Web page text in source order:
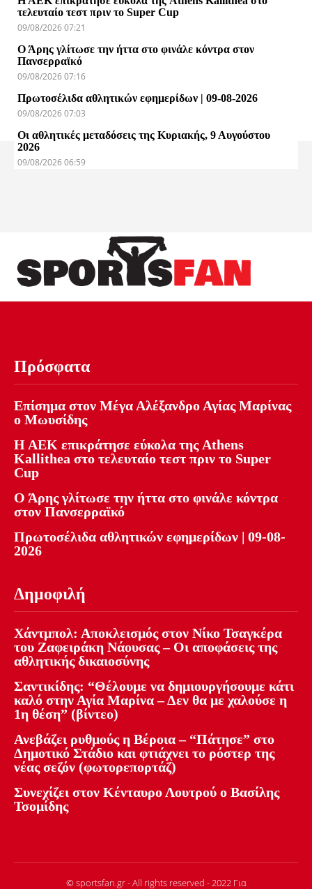
τελευταίο τεστ πριν το Super Cup
09/08/2026 07:21
Ο Άρης γλίτωσε την ήττα στο φινάλε κόντρα στον
Πανσερραϊκό
09/08/2026 07:16
Πρωτοσέλιδα αθλητικών εφημερίδων | 09-08-2026
09/08/2026 07:03
Οι αθλητικές μεταδόσεις της Κυριακής, 9 Αυγούστου
2026
09/08/2026 06:59
Πρόσφατα
Επίσημα στον Μέγα Αλέξανδρο Αγίας Μαρίνας
ο Μωυσίδης
Η ΑΕΚ επικράτησε εύκολα της Athens
Kallithea στο τελευταίο τεστ πριν το Super
Cup
Ο Άρης γλίτωσε την ήττα στο φινάλε κόντρα
στον Πανσερραϊκό
Πρωτοσέλιδα αθλητικών εφημερίδων | 09-08-
2026
Δημοφιλή
Χάντμπολ: Αποκλεισμός στον Νίκο Τσαγκέρα
του Ζαφειράκη Νάουσας – Οι αποφάσεις της
αθλητικής δικαιοσύνης
Σαντικίδης: “Θέλουμε να δημιουργήσουμε κάτι
καλό στην Αγία Μαρίνα – Δεν θα με χαλούσε η
1η θέση” (βίντεο)
Ανεβάζει ρυθμούς η Βέροια – “Πάτησε” στο
Δημοτικό Στάδιο και φτιάχνει το ρόστερ της
νέας σεζόν (φωτορεπορτάζ)
Συνεχίζει στον Κένταυρο Λουτρού ο Βασίλης
Τσομίδης
© sportsfan.gr - All rights reserved - 2022 Για